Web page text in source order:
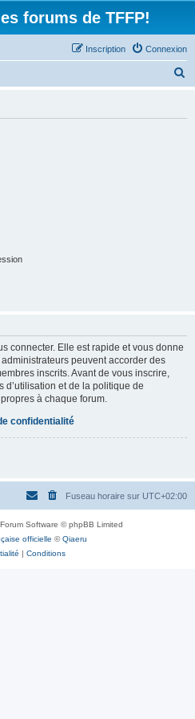
forums de TFFP!
Connexion
Inscription
connecter. Elle est rapide et vous donne
peuvent accorder des
inscrits. Avant de vous inscrire,
et de la politique de
à chaque forum.
confidentialité
Fuseau horaire sur UTC+02:00
Software © phpBB Limited
officielle ©Qiaeru
| Conditions